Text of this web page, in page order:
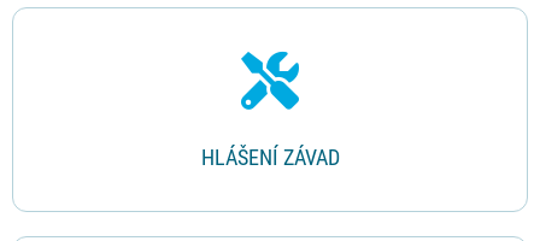
HLÁŠENÍ ZÁVAD